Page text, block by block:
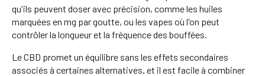
qu'ils peuvent doser avec précision, comme les huiles
marquées en mg par goutte, ou les vapes où l'on peut
contrôler la longueur et la fréquence des bouffées.
Le CBD promet un équilibre sans les effets secondaires
associés à certaines alternatives, et il est facile à combiner